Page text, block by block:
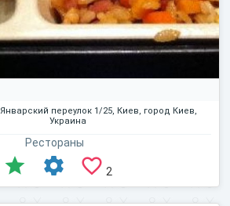
Январский переулок 1/25, Киев, город Киев,
Украина
Рестораны
2